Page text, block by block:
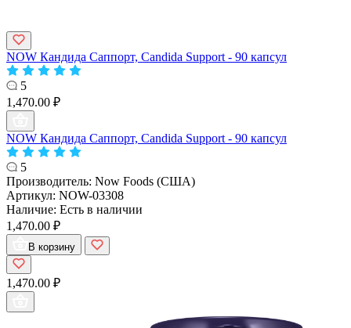
NOW Кандида Саппорт, Candida Support - 90 капсул
5
1,470.00 ₽
NOW Кандида Саппорт, Candida Support - 90 капсул
5
Производитель: Now Foods (США)
Артикул: NOW-03308
Наличие: Есть в наличии
1,470.00 ₽
В корзину
1,470.00 ₽